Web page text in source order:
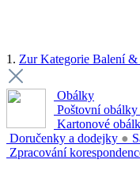
1. Zur Kategorie Balení
Obálky
Poštovní obálky
Kartonové
Doručenky a dodejky ●
Zpracování